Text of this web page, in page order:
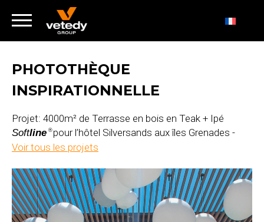
PHOTOTHÈQUE
INSPIRATIONNELLE
Projet: 4000m² de Terrasse en bois en Teak + Ipé
Softline ®pour l’hôtel Silversands aux îles Grenades -
Voir tous les projets